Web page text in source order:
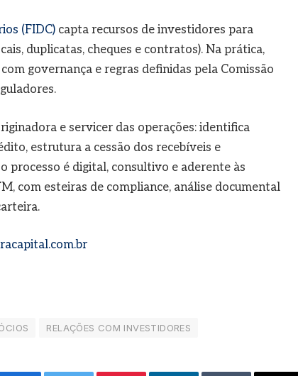
(FIDC)capta recursos de investidores para
duplicatas, cheques e contratos). Na prática,
governança e regras definidas pela Comissão
e servicer das operações: identifica
estrutura a cessão dos recebíveis e
processo é digital, consultivo e aderente às
com esteiras de compliance, análise documental
RELAÇÕES COM INVESTIDORES